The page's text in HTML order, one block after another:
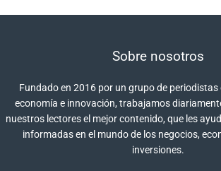
Sobre nosotros
Fundado en 2016 por un grupo de periodistas
economía e innovación, trabajamos
nuestros lectores el mejor contenido, que les
informadas en el mundo de los negocios,
inversiones.